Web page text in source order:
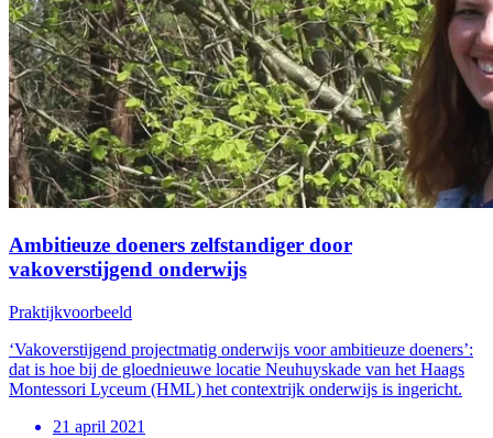
Ambitieuze doeners zelfstandiger door
vakoverstijgend onderwijs
Praktijkvoorbeeld
‘Vakoverstijgend projectmatig onderwijs voor ambitieuze doeners’:
dat is hoe bij de gloednieuwe locatie Neuhuyskade van het Haags
Montessori Lyceum (HML) het contextrijk onderwijs is ingericht.
21 april 2021